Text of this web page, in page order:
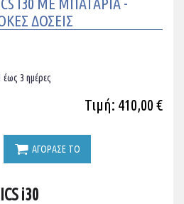
ΔΟΣΕΙΣ
3 ημέρες
Τιμή: 410,00 €
ΑΓΟΡΑΣΕ ΤΟ
i30